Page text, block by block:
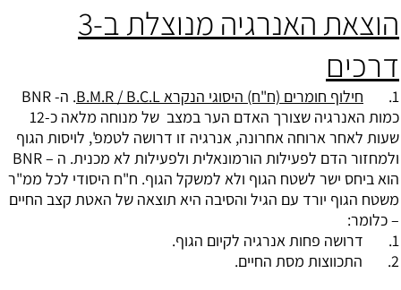
הוצאת האנרגיה מנוצלת ב-3
דרכים
1. חילוף חומרים (ח"ח) היסוגי הנקרא B.M.R / B.C.L
. ה- BNR
כמות האנרגיה שצורך האדם הער במצב של מנוחה מלאה כ-12
שעות לאחר ארוחה אחרונה, אנרגיה זו דרושה לטמפ', לויסות הגוף
ולמחזור הדם לפעילות הורמונאלית ולפעילות לא מכנית. ה – BNR
הוא ביחס ישר לשטח הגוף ולא למשקל הגוף. ח"ח היסודי לכל ממ"ר
משטח הגוף יורד עם הגיל והסיבה היא תוצאה של האטת קצב החיים
– כלומר:
1. דרושה פחות אנרגיה לקיום הגוף.
2. התכווצות מסת החיים.